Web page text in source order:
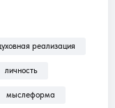
инструкция
реализация
личность
мыслеформа